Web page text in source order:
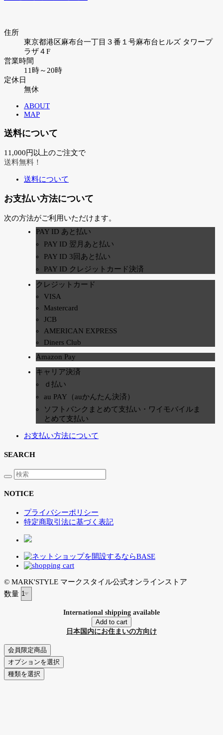
住所
東京都港区麻布台一丁目３番１号麻布台ヒルズ タワープ
ラザ４F
営業時間
11時～20時
定休日
無休
ABOUT
MAP
送料について
11,000円以上のご注文で
送料無料！
送料について
お支払い方法について
次の方法がご利用いただけます。
PAY ID あと払い
PAY ID 翌月あと払い
PAY ID 3回あと払い
PAY ID クレジットカード決済
クレジットカード
VISA
Mastercard
JCB
AMERICAN EXPRESS
Diners Club
Amazon Pay
キャリア決済
ｄ払い
au PAY（auかんたん決済）
ソフトバンクまとめて支払い・ワイモバイルま
とめて支払い
お支払い方法について
SEARCH
NOTICE
プライバシーポリシー
特定商取引法に基づく表記
© MARK'STYLE マークスタイル公式オンラインストア
数量
International shipping available
Add to cart
日本国内にお住まいの方向け
会員限定商品
オプションを選択
種類を選択